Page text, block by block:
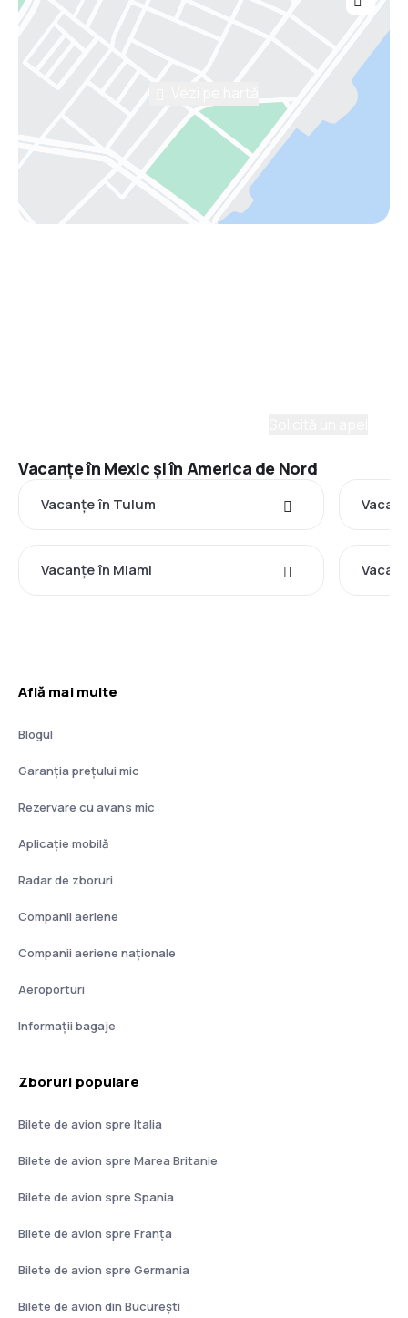
Vacanţe în Mexic şi în America de Nord
Vacanţe în Tulum
Vacanţe în Miami
Află mai multe
Blogul
Garanția prețului mic
Rezervare cu avans mic
Aplicație mobilă
Radar de zboruri
Companii aeriene
Companii aeriene naţionale
Aeroporturi
Informații bagaje
Zboruri populare
Bilete de avion spre Italia
Bilete de avion spre Marea Britanie
Bilete de avion spre Spania
Bilete de avion spre Franţa
Bilete de avion spre Germania
Bilete de avion din București